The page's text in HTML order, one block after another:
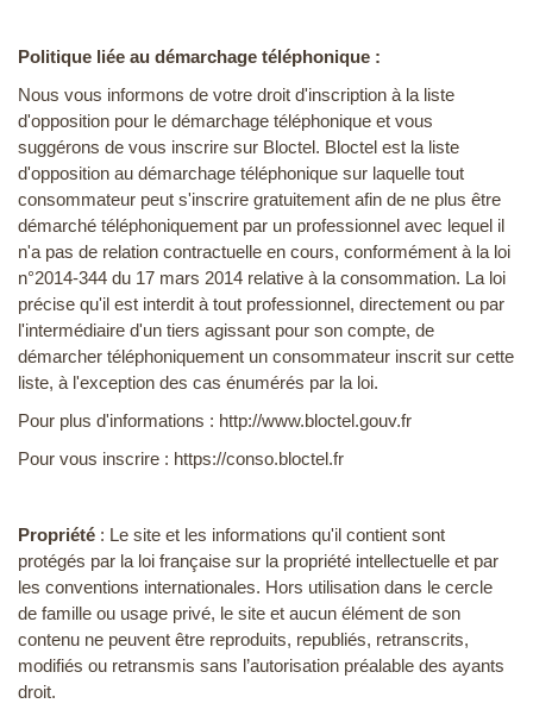
Politique liée au démarchage téléphonique :
Nous vous informons de votre droit d'inscription à la liste
d'opposition pour le démarchage téléphonique et vous
suggérons de vous inscrire sur Bloctel. Bloctel est la liste
d'opposition au démarchage téléphonique sur laquelle tout
consommateur peut s'inscrire gratuitement afin de ne plus être
démarché téléphoniquement par un professionnel avec lequel il
n'a pas de relation contractuelle en cours, conformément à la loi
n°2014-344 du 17 mars 2014 relative à la consommation. La loi
précise qu'il est interdit à tout professionnel, directement ou par
l'intermédiaire d'un tiers agissant pour son compte, de
démarcher téléphoniquement un consommateur inscrit sur cette
liste, à l'exception des cas énumérés par la loi.
Pour plus d'informations : http://www.bloctel.gouv.fr
Pour vous inscrire : https://conso.bloctel.fr
Propriété : Le site et les informations qu'il contient sont
protégés par la loi française sur la propriété intellectuelle et par
les conventions internationales. Hors utilisation dans le cercle
de famille ou usage privé, le site et aucun élément de son
contenu ne peuvent être reproduits, republiés, retranscrits,
modifiés ou retransmis sans l’autorisation préalable des ayants
droit.